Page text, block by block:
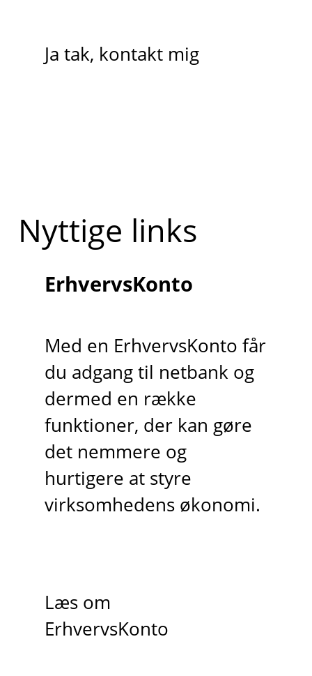
Ja tak, kontakt mig
Nyttige links
ErhvervsKonto
Med en ErhvervsKonto får
du adgang til netbank og
dermed en række
funktioner, der kan gøre
det nemmere og
hurtigere at styre
virksomhedens økonomi.
Læs om
ErhvervsKonto